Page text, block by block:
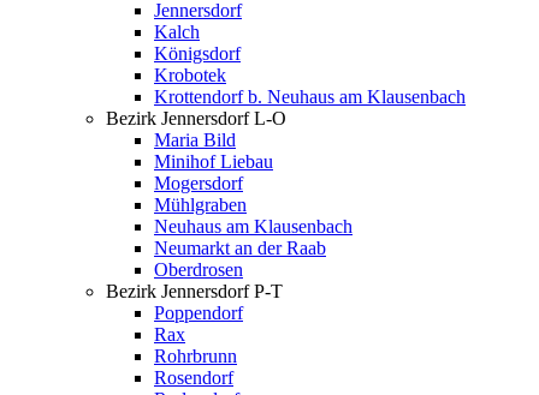
Jennersdorf
Kalch
Königsdorf
Krobotek
Krottendorf b. Neuhaus am Klausenbach
Bezirk Jennersdorf L-O
Maria Bild
Minihof Liebau
Mogersdorf
Mühlgraben
Neuhaus am Klausenbach
Neumarkt an der Raab
Oberdrosen
Bezirk Jennersdorf P-T
Poppendorf
Rax
Rohrbrunn
Rosendorf